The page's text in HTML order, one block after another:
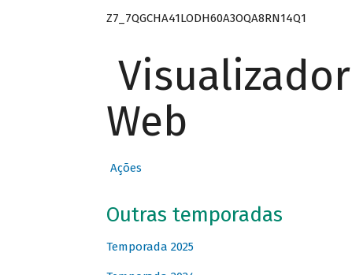
Z7_7QGCHA41LODH60A3OQA8RN14Q1
Web
Ações
Outras temporadas
Temporada 2025